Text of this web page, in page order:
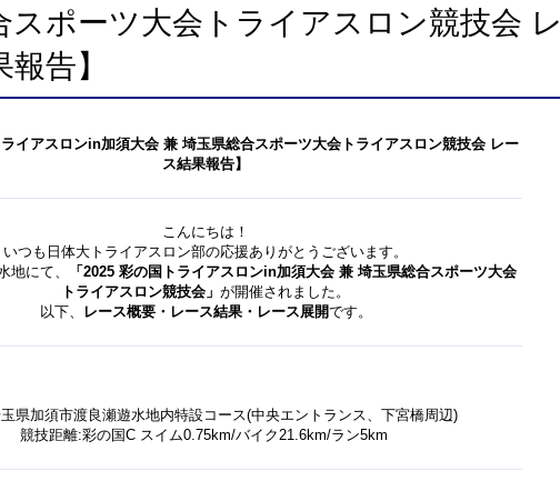
スポーツ大会トライアスロン競技会 レ
告】
ライアスロンin加須大会 兼 埼玉県総合スポーツ大会トライアスロン競技会 レー
ス結果報告】
こんにちは！
いつも日体大トライアスロン部の応援ありがとうございます。
地にて、
「2025 彩の国トライアスロンin加須大会 兼 埼玉県総合スポーツ大会
トライアスロン競技会」 が開催されました。
以下、
レース概要・レース結果・レース展開です。
県加須市渡良瀬遊水地内特設コース(中央エントランス、下宮橋周辺)
競技距離:彩の国C スイム0.75km/バイク21.6km/ラン5km